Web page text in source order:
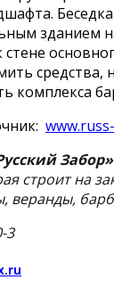
зданием
стене
средства,
комплекса
Забор»
строит на
веранды,